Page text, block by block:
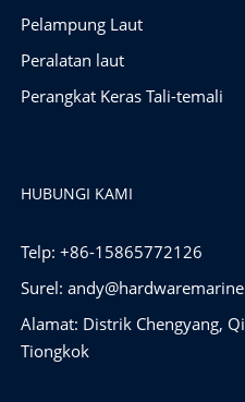
Pelampung Laut
Peralatan laut
Perangkat Keras Tali-temali
HUBUNGI KAMI
Telp: +86-15865772126
Surel:
Alamat: Distrik Chengyang,
Tiongkok